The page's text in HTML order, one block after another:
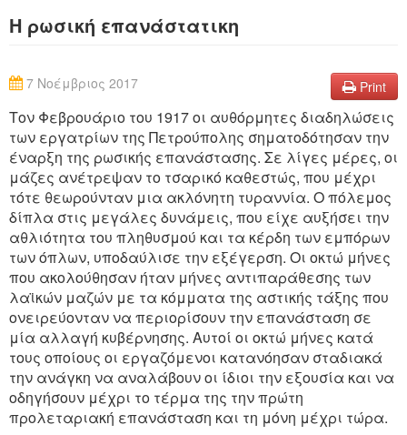
SEARCH
CONTACT
Η ρωσική επανάστατικη
Print
7 Νοέμβριος 2017
Τον Φεβρουάριο του 1917 οι αυθόρμητες διαδηλώσεις
των εργατρίων της Πετρούπολης σηματοδότησαν την
έναρξη της ρωσικής επανάστασης. Σε λίγες μέρες, οι
μάζες ανέτρεψαν το τσαρικό καθεστώς, που μέχρι
τότε θεωρούνταν μια ακλόνητη τυραννία. Ο πόλεμος
δίπλα στις μεγάλες δυνάμεις, που είχε αυξήσει την
αθλιότητα του πληθυσμού και τα κέρδη των εμπόρων
των όπλων, υποδαύλισε την εξέγερση. Οι οκτώ μήνες
που ακολούθησαν ήταν μήνες αντιπαράθεσης των
λαϊκών μαζών με τα κόμματα της αστικής τάξης που
ονειρεύονταν να περιορίσουν την επανάσταση σε
μία αλλαγή κυβέρνησης. Αυτοί οι οκτώ μήνες κατά
τους οποίους οι εργαζόμενοι κατανόησαν σταδιακά
την ανάγκη να αναλάβουν οι ίδιοι την εξουσία και να
οδηγήσουν μέχρι το τέρμα της την πρώτη
προλεταριακή επανάσταση και τη μόνη μέχρι τώρα.